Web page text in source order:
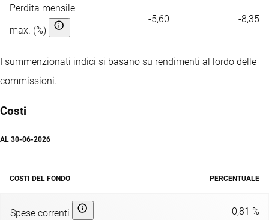
Perdita mensile
max. (%)
-5,60 -8,35
I summenzionati indici si basano su rendimenti al lordo delle
commissioni.
Costi
AL 30-06-2026
COSTI DEL FONDO PERCENTUALE
Spese correnti 0,81 %